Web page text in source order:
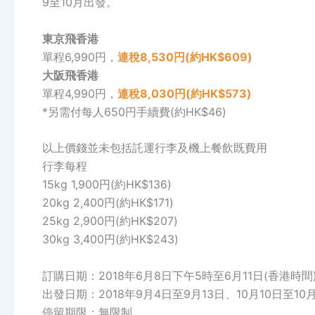
東京飛香港
單程6,990円， 連稅8,530円(約HK$609)
大阪飛香港
單程4,990円， 連稅8,030円(約HK$573)
*另需付每人650円手續費(約HK$46)
以上價錢並未包括託運行李及機上餐飲既費用
行李每程
15kg 1,900円(約HK$136)
20kg 2,400円(約HK$171)
25kg 2,900円(約HK$207)
30kg 3,400円(約HK$243)
訂購日期：2018年6月8日下午5時至6月11日(香港時間)
出發日期：2018年9月4日至9月13日、10月10日至10
停留期限：無限制